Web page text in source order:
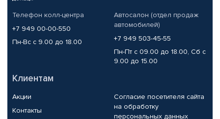
Телефон колл-центра
+7 949 00-00-550
Пн-Вс с 9.00 до 18.00
Автосалон (отдел продаж
автомобилей)
+7 949 503-45-55
Пн-Пт с 09.00 до 18.00, Сб с
9.00 до 15.00
Клиентам
Акции
Контакты
Согласие посетителя сайта
на обработку
персональных данных